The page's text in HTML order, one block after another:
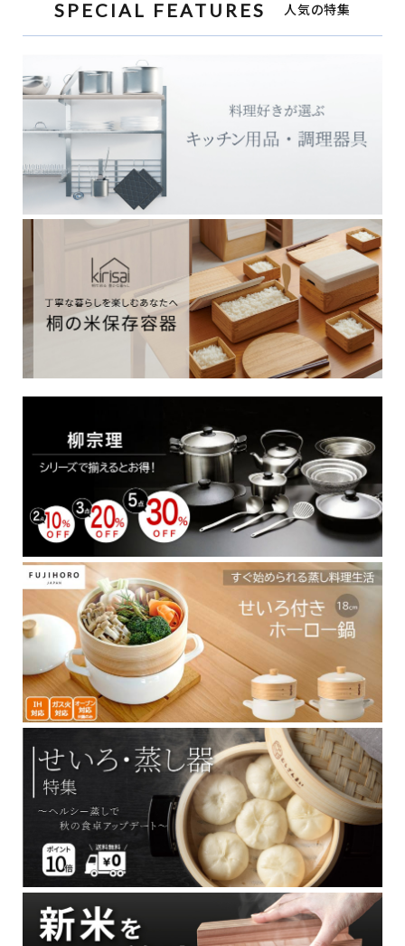
SPECIAL FEATURES 人気の特集